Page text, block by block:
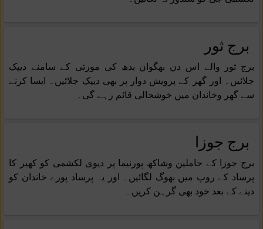
برج ثور
برج ثور والے اس دن بھگوان بدھ کی مورتی کے سامنے دیپک
جلائیں۔ اور گھر کے پرویش دوار پر بھی دیپک جلائیں۔ ایسا کرنے
سے گھر وخاندان میں خوشحالی قائم رہے گی۔
برج جوزا
برج جوزا کے حاملین وشاکھ پورنیما پر دیوی لکشمی کو کھیر کا
پرساد کے روپ میں بھوگ لگائیں۔ اور یہ پرساد پورے خاندان کو
دینے کے بعد خود بھی گرہن کریں۔